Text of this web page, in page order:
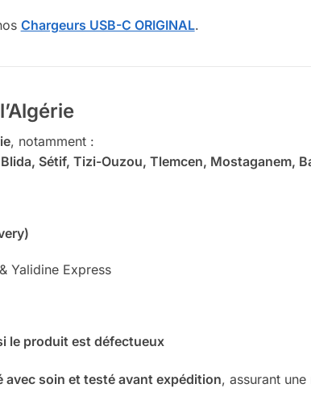
Chargeurs USB-C ORIGINAL.
, notamment :
Sétif, Tizi-Ouzou, Tlemcen, Mostaganem,
Yalidine Express
le produit est défectueux
avec soin et testé avant expédition, assurant